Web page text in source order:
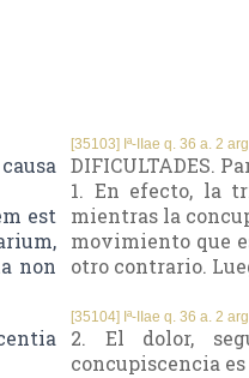
est
non
[35103] Iª-IIae q. 36 a. 2
DIFICULTADES.
1. En efecto, la
mientras la
movimiento que
otro contrario.
[35104] Iª-IIae q. 36 a. 2
2. El dolor,
concupiscencia